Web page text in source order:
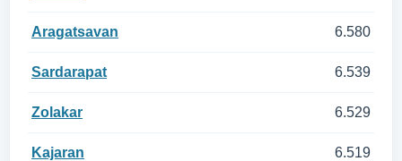
Aragatsavan 6.580
Sardarapat 6.539
Zolakar 6.529
Kajaran 6.519